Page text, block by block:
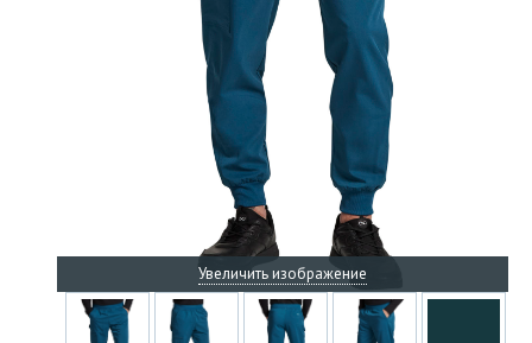
Увеличить изображение